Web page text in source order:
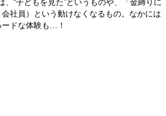
“子どもを見た”というものや、「金縛りに
社員）という動けなくなるもの。なかには
ードな体験も…！